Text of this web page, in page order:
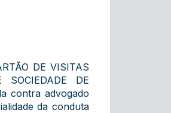
DE VISITAS
DE
contra advogado
da conduta